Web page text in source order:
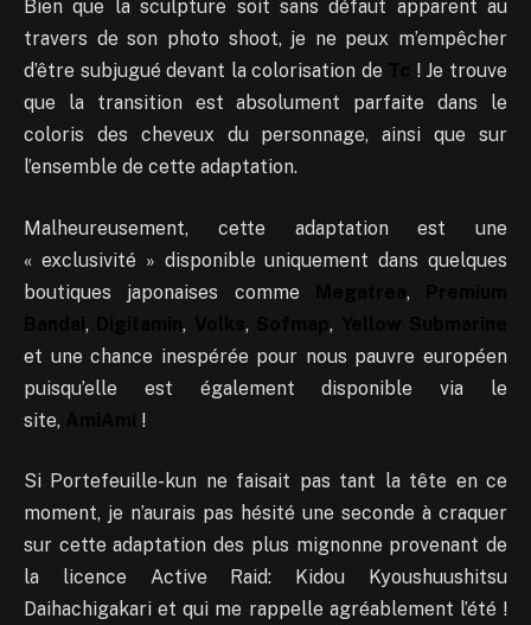
Bien que la sculpture soit sans défaut apparent au
travers de son photo shoot, je ne peux m’empêcher
d’être subjugué devant la colorisation de
! Je trouve
que la transition est absolument parfaite dans le
coloris des cheveux du personnage, ainsi que sur
l’ensemble de cette adaptation.
Malheureusement, cette adaptation est une
« exclusivité » disponible uniquement dans quelques
boutiques japonaises comme
,
, Digitamin, , Sofmap,
et une chance inespérée pour nous pauvre européen
puisqu’elle est également disponible via le
site,
!
Si Portefeuille-kun ne faisait pas tant la tête en ce
moment, je n’aurais pas hésité une seconde à craquer
sur cette adaptation des plus mignonne provenant de
la licence Active Raid: Kidou Kyoushuushitsu
Daihachigakari et qui me rappelle agréablement l’été !